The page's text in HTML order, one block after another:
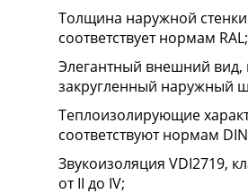
Толщина наружной
соответствует нормам RAL;
Элегантный внешний вид,
закругленный наружный
Теплоизолирующие
соответствуют нормам
Звукоизоляция VDI2719,
от II до IV;